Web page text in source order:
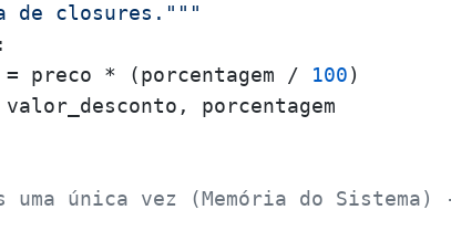
de closures."""
preco * (porcentagem /
100)
porcentagem
uma única vez (Memória do